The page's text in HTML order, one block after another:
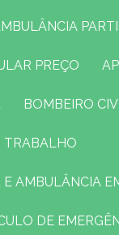
AMBULÂNCIA
PREÇO
BOMBEIRO
TRABALHO
E AMBULÂNCIA
DE